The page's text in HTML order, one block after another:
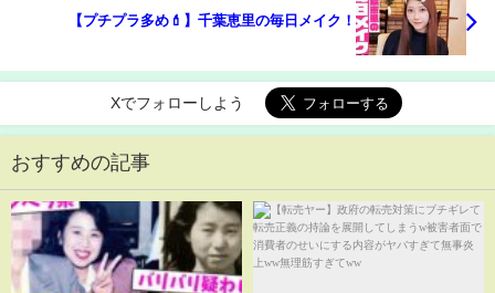
【プチプラ多め💄】千葉恵里の毎日メイク！
Xでフォローしよう
おすすめの記事